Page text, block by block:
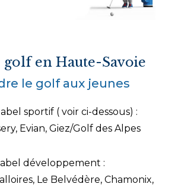
golf en Haute-Savoie
le golf aux jeunes
sportif ( voir ci-dessous) :
Evian, Giez/Golf des Alpes
développement :
Le Belvédère, Chamonix,